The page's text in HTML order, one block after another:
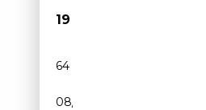
19 908€
64 500 km
08/2021